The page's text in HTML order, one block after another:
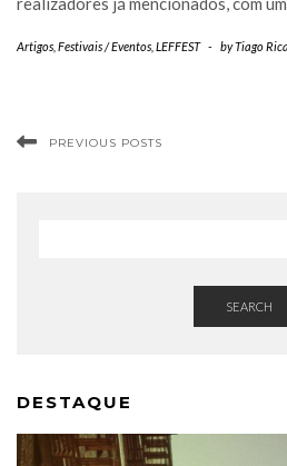
Artigos Festivais / Eventos LEFFEST - byTiago
PREVIOUS POSTS
SEARCH
DESTAQUE